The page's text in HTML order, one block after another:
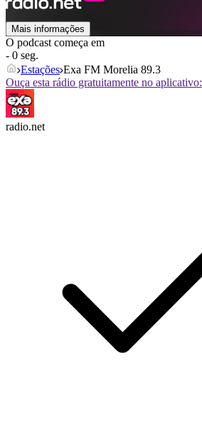
Mais informações
O podcast começa em
- 0 seg.
Estações Exa FM Morelia 89.3
Ouça esta rádio gratuitamente no aplicativo:
radio.net